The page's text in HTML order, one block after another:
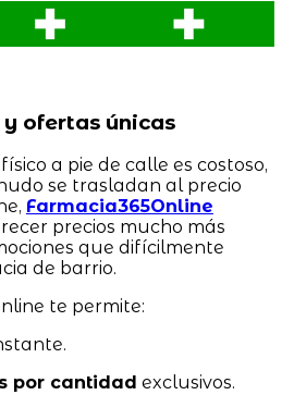
ofertas únicas
a pie de calle es costoso,
se trasladan al precio
Farmacia365Online
precios mucho más
que difícilmente
de barrio.
te permite:
por cantidad exclusivos.